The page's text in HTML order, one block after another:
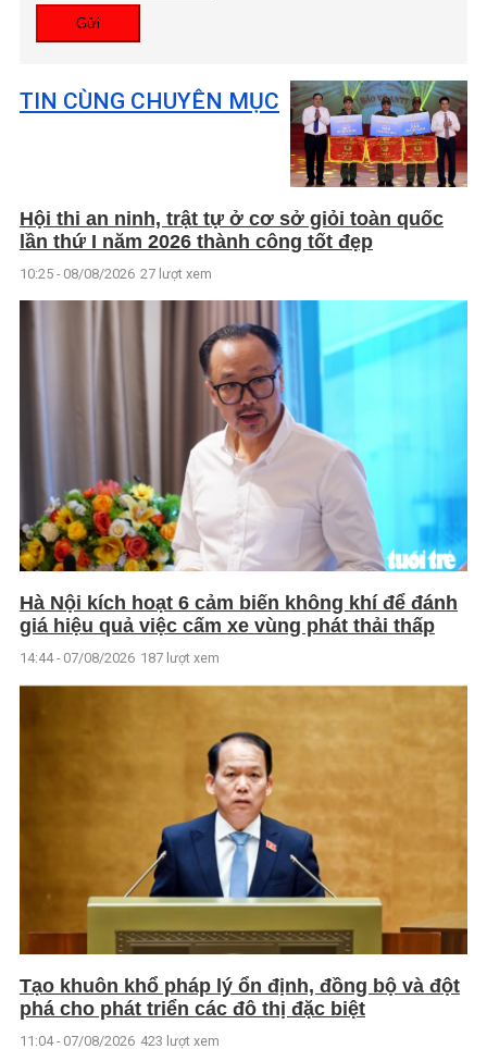
Gửi
TIN CÙNG CHUYÊN MỤC
Hội thi an ninh, trật tự ở cơ sở giỏi toàn quốc
lần thứ I năm 2026 thành công tốt đẹp
10:25 - 08/08/2026 27 lượt xem
Hà Nội kích hoạt 6 cảm biến không khí để đánh
giá hiệu quả việc cấm xe vùng phát thải thấp
14:44 - 07/08/2026 187 lượt xem
Tạo khuôn khổ pháp lý ổn định, đồng bộ và đột
phá cho phát triển các đô thị đặc biệt
11:04 - 07/08/2026 423 lượt xem